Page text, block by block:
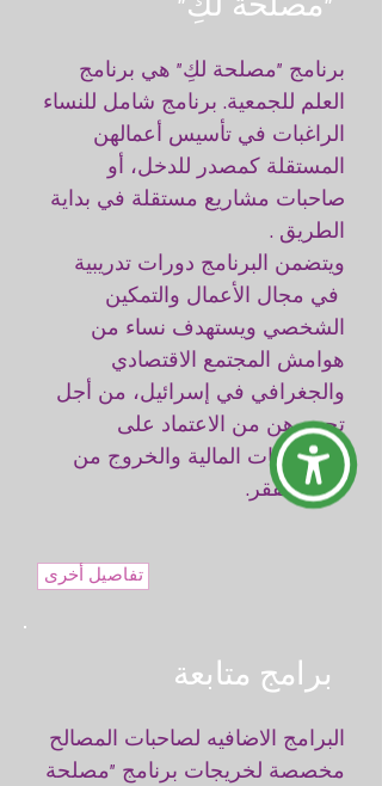
برنامج "مصلحة لكِ" هي برنامج
العلم للجمعية. برنامج شامل للنساء
الراغبات في تأسيس أعمالهن
المستقلة كمصدر للدخل، أو
صاحبات مشاريع مستقلة في بداية
الطريق .
ويتضمن البرنامج دورات تدريبية
في مجال الأعمال والتمكين
الشخصي ويستهدف نساء من
هوامش المجتمع الاقتصادي
والجغرافي في إسرائيل، من أجل
تحريرهن من الاعتماد على
المؤسسات المالية والخروج من
دائرة الفقر.
تفاصيل أخرى
برامج متابعة
البرامج الاضافيه لصاحبات المصالح
مخصصة لخريجات برنامج "مصلحة